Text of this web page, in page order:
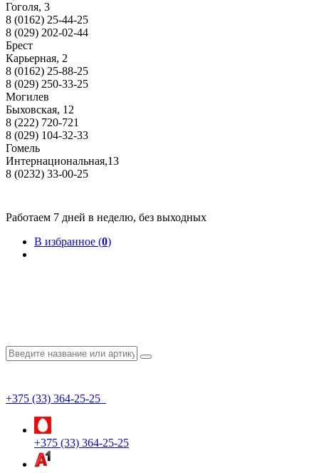
Гоголя, 3
8 (0162) 25-44-25
8 (029) 202-02-44
Брест
Карьерная, 2
8 (0162) 25-88-25
8 (029) 250-33-25
Могилев
Быховская, 12
8 (222) 720-721
8 (029) 104-32-33
Гомель
Интернациональная,13
8 (0232) 33-00-25
Работаем 7 дней в неделю, без выходных
В избранное (0)
+375 (33) 364-25-25
+375 (33) 364-25-25